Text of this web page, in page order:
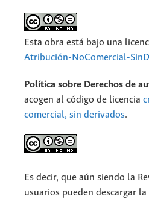
Esta obra está bajo una
Atribución-NoComercial-
Política sobre Derechos de
acogen al código de licencia
comercial, sin derivados.
Es decir, que aún siendo la
usuarios pueden descargar